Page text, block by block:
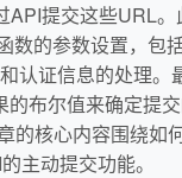
API提交这些URL
数的参数设置，包
认证信息的处理。
的布尔值来确定提
的核心内容围绕如
主动提交功能。